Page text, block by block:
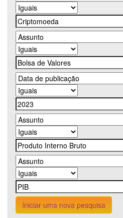
Iniciar uma nova pesquisa